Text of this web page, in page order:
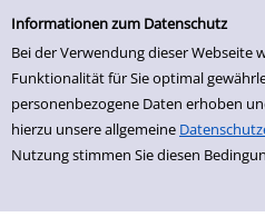
Einfache Suche
Informationen zum Datenschutz
Bei der Verwendung dieser Webseite
Funktionalität für Sie optimal
personenbezogene Daten erhoben
hierzu unsere allgemeine
Nutzung stimmen Sie diesen
zur Navigation springen
zum Inhalt springen
Zur Detailanzeige springen